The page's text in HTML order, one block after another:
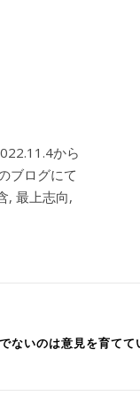
から
ブログにて
, 最上志向,
ないのは意見を育てて